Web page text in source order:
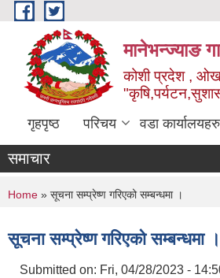
Skip to main content
मानेभन्ज्याङ
कोशी प्रदेश ,
गृहपृष्ठ परिचय वडा कार्यालयहरु
समाचार
You are here
Home » सूचना सम्प्रेष्ण गरिएको सम्बन्धमा ।
सूचना सम्प्रेष्ण गरिएको सम्बन्धमा ।
Submitted on: Fri, 04/28/2023 -